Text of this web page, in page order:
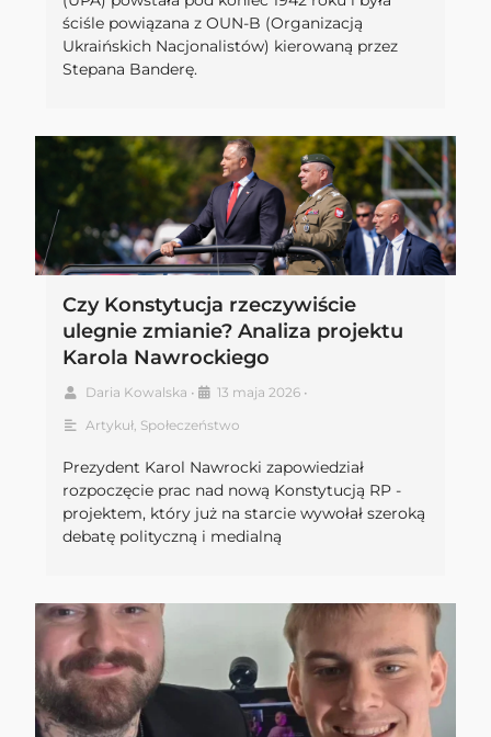
ściśle powiązana z OUN-B (Organizacją
Ukraińskich Nacjonalistów) kierowaną przez
Stepana Banderę.
Czy Konstytucja rzeczywiście
ulegnie zmianie? Analiza projektu
Karola Nawrockiego
Daria Kowalska • 13 maja 2026 •
Artykuł, Społeczeństwo
Prezydent Karol Nawrocki zapowiedział
rozpoczęcie prac nad nową Konstytucją RP -
projektem, który już na starcie wywołał szeroką
debatę polityczną i medialną